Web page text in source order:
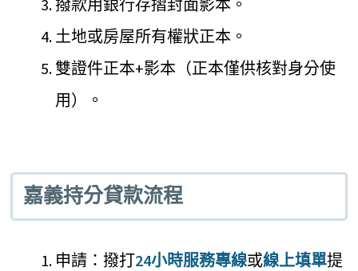
撥款用銀行存摺封面影本。
土地或房屋所有權狀正本。
雙證件正本+影本（正本僅供核對身分使
用）。
嘉義持分貸款流程
申請：撥打24小時服務專線或線上填單提